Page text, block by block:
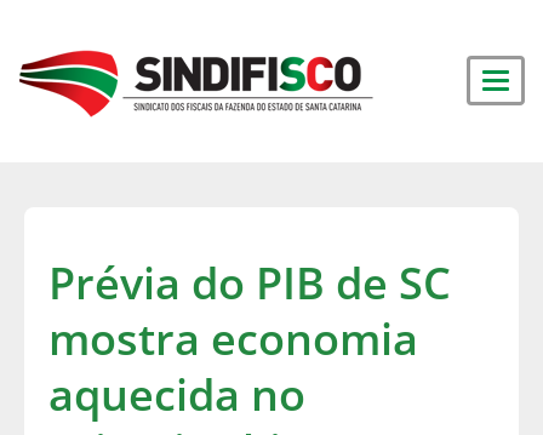
Prévia do PIB de SC
mostra economia
aquecida no